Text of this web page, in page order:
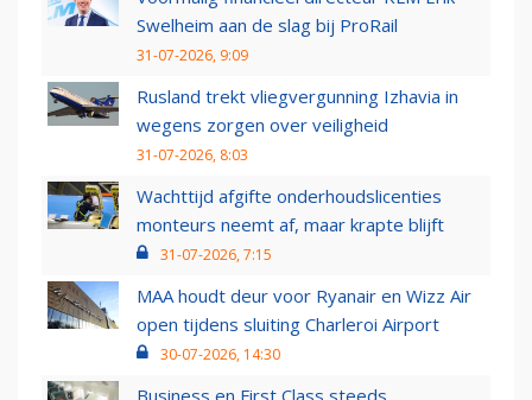
Swelheim aan de slag bij ProRail
31-07-2026, 9:09
Rusland trekt vliegvergunning Izhavia in
wegens zorgen over veiligheid
31-07-2026, 8:03
Wachttijd afgifte onderhoudslicenties
monteurs neemt af, maar krapte blijft
31-07-2026, 7:15
MAA houdt deur voor Ryanair en Wizz Air
open tijdens sluiting Charleroi Airport
30-07-2026, 14:30
Business en First Class steeds